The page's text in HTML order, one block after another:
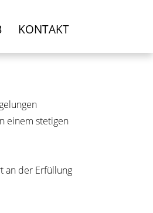
KONTAKT
einem stetigen
an der Erfüllung